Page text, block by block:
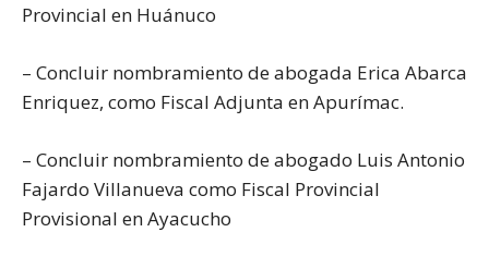
Provincial en Huánuco
– Concluir nombramiento de abogada Erica Abarca
Enriquez, como Fiscal Adjunta en Apurímac.
– Concluir nombramiento de abogado Luis Antonio
Fajardo Villanueva como Fiscal Provincial
Provisional en Ayacucho